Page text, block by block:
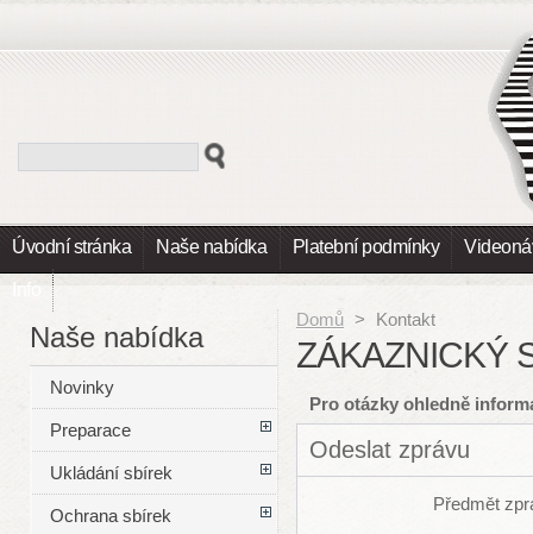
Úvodní stránka Naše nabídka Platební podmínky
Info
Domů > Kontakt
ZÁKAZNICKÝ
Pro otázky ohledně
Odeslat zprávu
Předmět
Naše nabídka
Novinky
Preparace
Ukládání sbírek
Ochrana sbírek